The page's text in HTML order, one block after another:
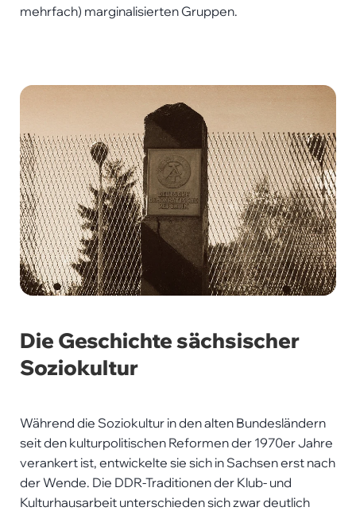
mehrfach) marginalisierten Gruppen.
Die Geschichte sächsischer
Soziokultur
Während die Soziokultur in den alten Bundesländern
seit den kulturpolitischen Reformen der 1970er Jahre
verankert ist, entwickelte sie sich in Sachsen erst nach
der Wende. Die DDR-Traditionen der Klub- und
Kulturhausarbeit unterschieden sich zwar deutlich